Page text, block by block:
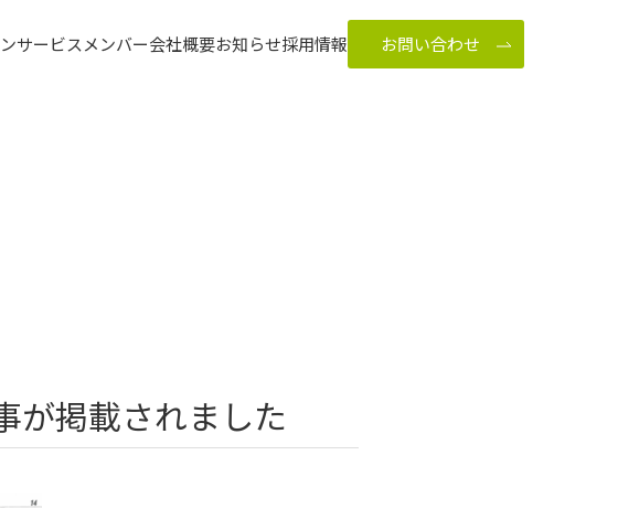
サービスメンバー会社概要お知らせ採用情報 お問い合わせ
が掲載されました